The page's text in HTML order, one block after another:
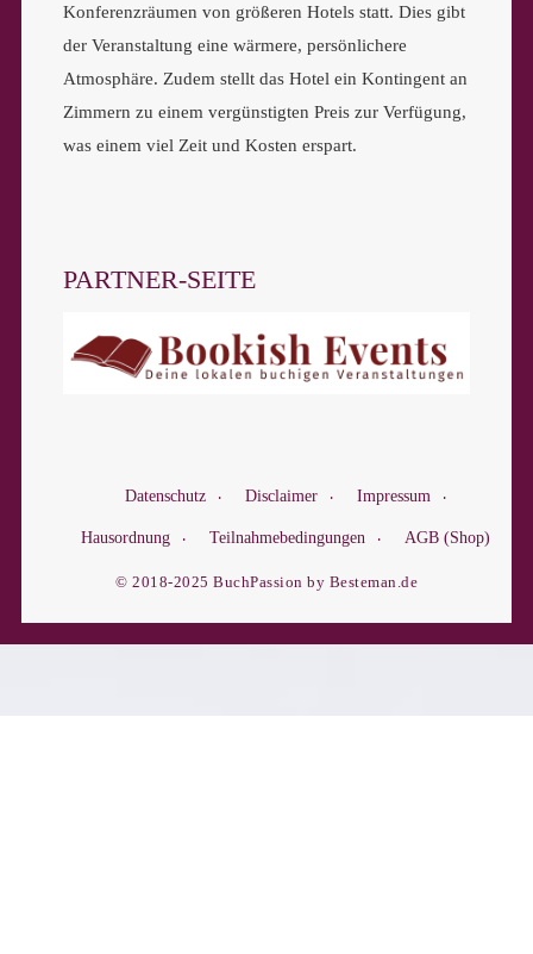
Konferenzräumen von größeren Hotels statt. Dies gibt
der Veranstaltung eine wärmere, persönlichere
Atmosphäre. Zudem stellt das Hotel ein Kontingent an
Zimmern zu einem vergünstigten Preis zur Verfügung,
was einem viel Zeit und Kosten erspart.
PARTNER-SEITE
Datenschutz Disclaimer Impressum
Hausordnung Teilnahmebedingungen AGB (Shop)
© 2018-2025 BuchPassion by Besteman.de